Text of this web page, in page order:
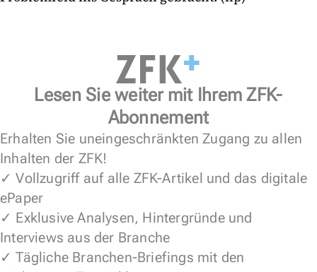
Lesen Sie weiter mit Ihrem ZFK-
Abonnement
Erhalten Sie uneingeschränkten Zugang zu allen
Inhalten der ZFK!
✓ Vollzugriff auf alle ZFK-Artikel und das digitale
ePaper
✓ Exklusive Analysen, Hintergründe und
Interviews aus der Branche
✓ Tägliche Branchen-Briefings mit den